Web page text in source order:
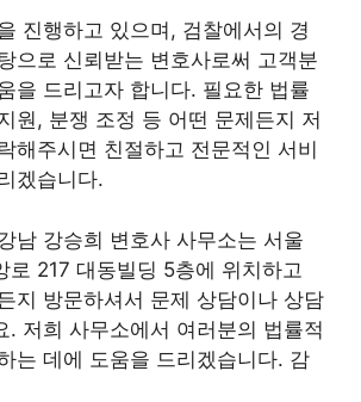
진행하고 있으며, 검찰에서의 경
으로 신뢰받는 변호사로써 고객분
을 드리고자 합니다. 필요한 법률
원, 분쟁 조정 등 어떤 문제든지 저
해주시면 친절하고 전문적인 서비
겠습니다.
남 강승희 변호사 사무소는 서울
로 217 대동빌딩 5층에 위치하고
지 방문하셔서 문제 상담이나 상담
. 저희 사무소에서 여러분의 법률적
는 데에 도움을 드리겠습니다. 감